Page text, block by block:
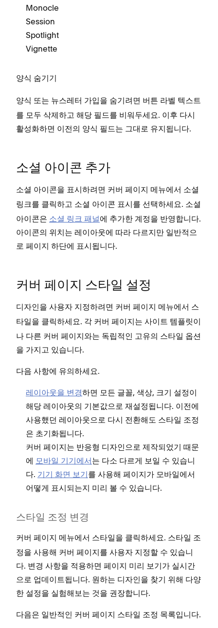
Monocle
Session
Spotlight
Vignette
양식 숨기기
양식 또는 뉴스레터 가입을 숨기려면 버튼 라벨 텍스트
를 모두 삭제하고 해당 필드를 비워두세요. 이후 다시
활성화하면 이전의 양식 필드는 그대로 유지됩니다.
소셜 아이콘 추가
소셜 아이콘을 표시하려면 커버 페이지 메뉴에서 소셜
링크를 클릭하고 소셜 아이콘 표시 를 선택하세요. 소셜
아이콘은 소셜 링크 패널에 추가한 계정을 반영합니다.
아이콘의 위치는 레이아웃에 따라 다르지만 일반적으
로 페이지 하단에 표시됩니다.
커버 페이지 스타일 설정
디자인을 사용자 지정하려면 커버 페이지 메뉴에서 스
타일을 클릭하세요. 각 커버 페이지는 사이트 템플릿이
나 다른 커버 페이지와는 독립적인 고유의 스타일 옵션
을 가지고 있습니다.
다음 사항에 유의하세요.
레이아웃을 변경하면 모든 글꼴, 색상, 크기 설정이
해당 레이아웃의 기본값으로 재설정됩니다. 이전에
사용했던 레이아웃으로 다시 전환해도 스타일 조정
은 초기화됩니다.
커버 페이지는 반응형 디자인으로 제작되었기 때문
에 모바일 기기에서는 다소 다르게 보일 수 있습니
다. 기기 화면 보기를 사용해 페이지가 모바일에서
어떻게 표시되는지 미리 볼 수 있습니다.
스타일 조정 변경
커버 페이지 메뉴에서 스타일을 클릭하세요. 스타일 조
정을 사용해 커버 페이지를 사용자 지정할 수 있습니
다. 변경 사항을 적용하면 페이지 미리 보기가 실시간
으로 업데이트됩니다. 원하는 디자인을 찾기 위해 다양
한 설정을 실험해보는 것을 권장합니다.
다음은 일반적인 커버 페이지 스타일 조정 목록입니다.